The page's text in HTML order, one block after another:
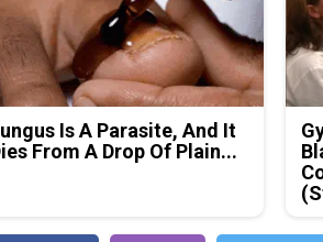
Is A Parasite, And It
From A Drop Of Plain...